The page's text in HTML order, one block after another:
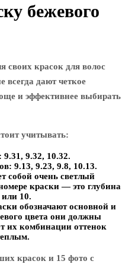
бежевого
своих красок для волос
всегда дают четкое
и эффективнее выбирать
учитывать:
9.32, 10.32.
9.13, 9.23, 9.8, 10.13.
собой очень светлый
краски — это глубина
10.
обозначают основной и
цвета они должны
их комбинации оттенок